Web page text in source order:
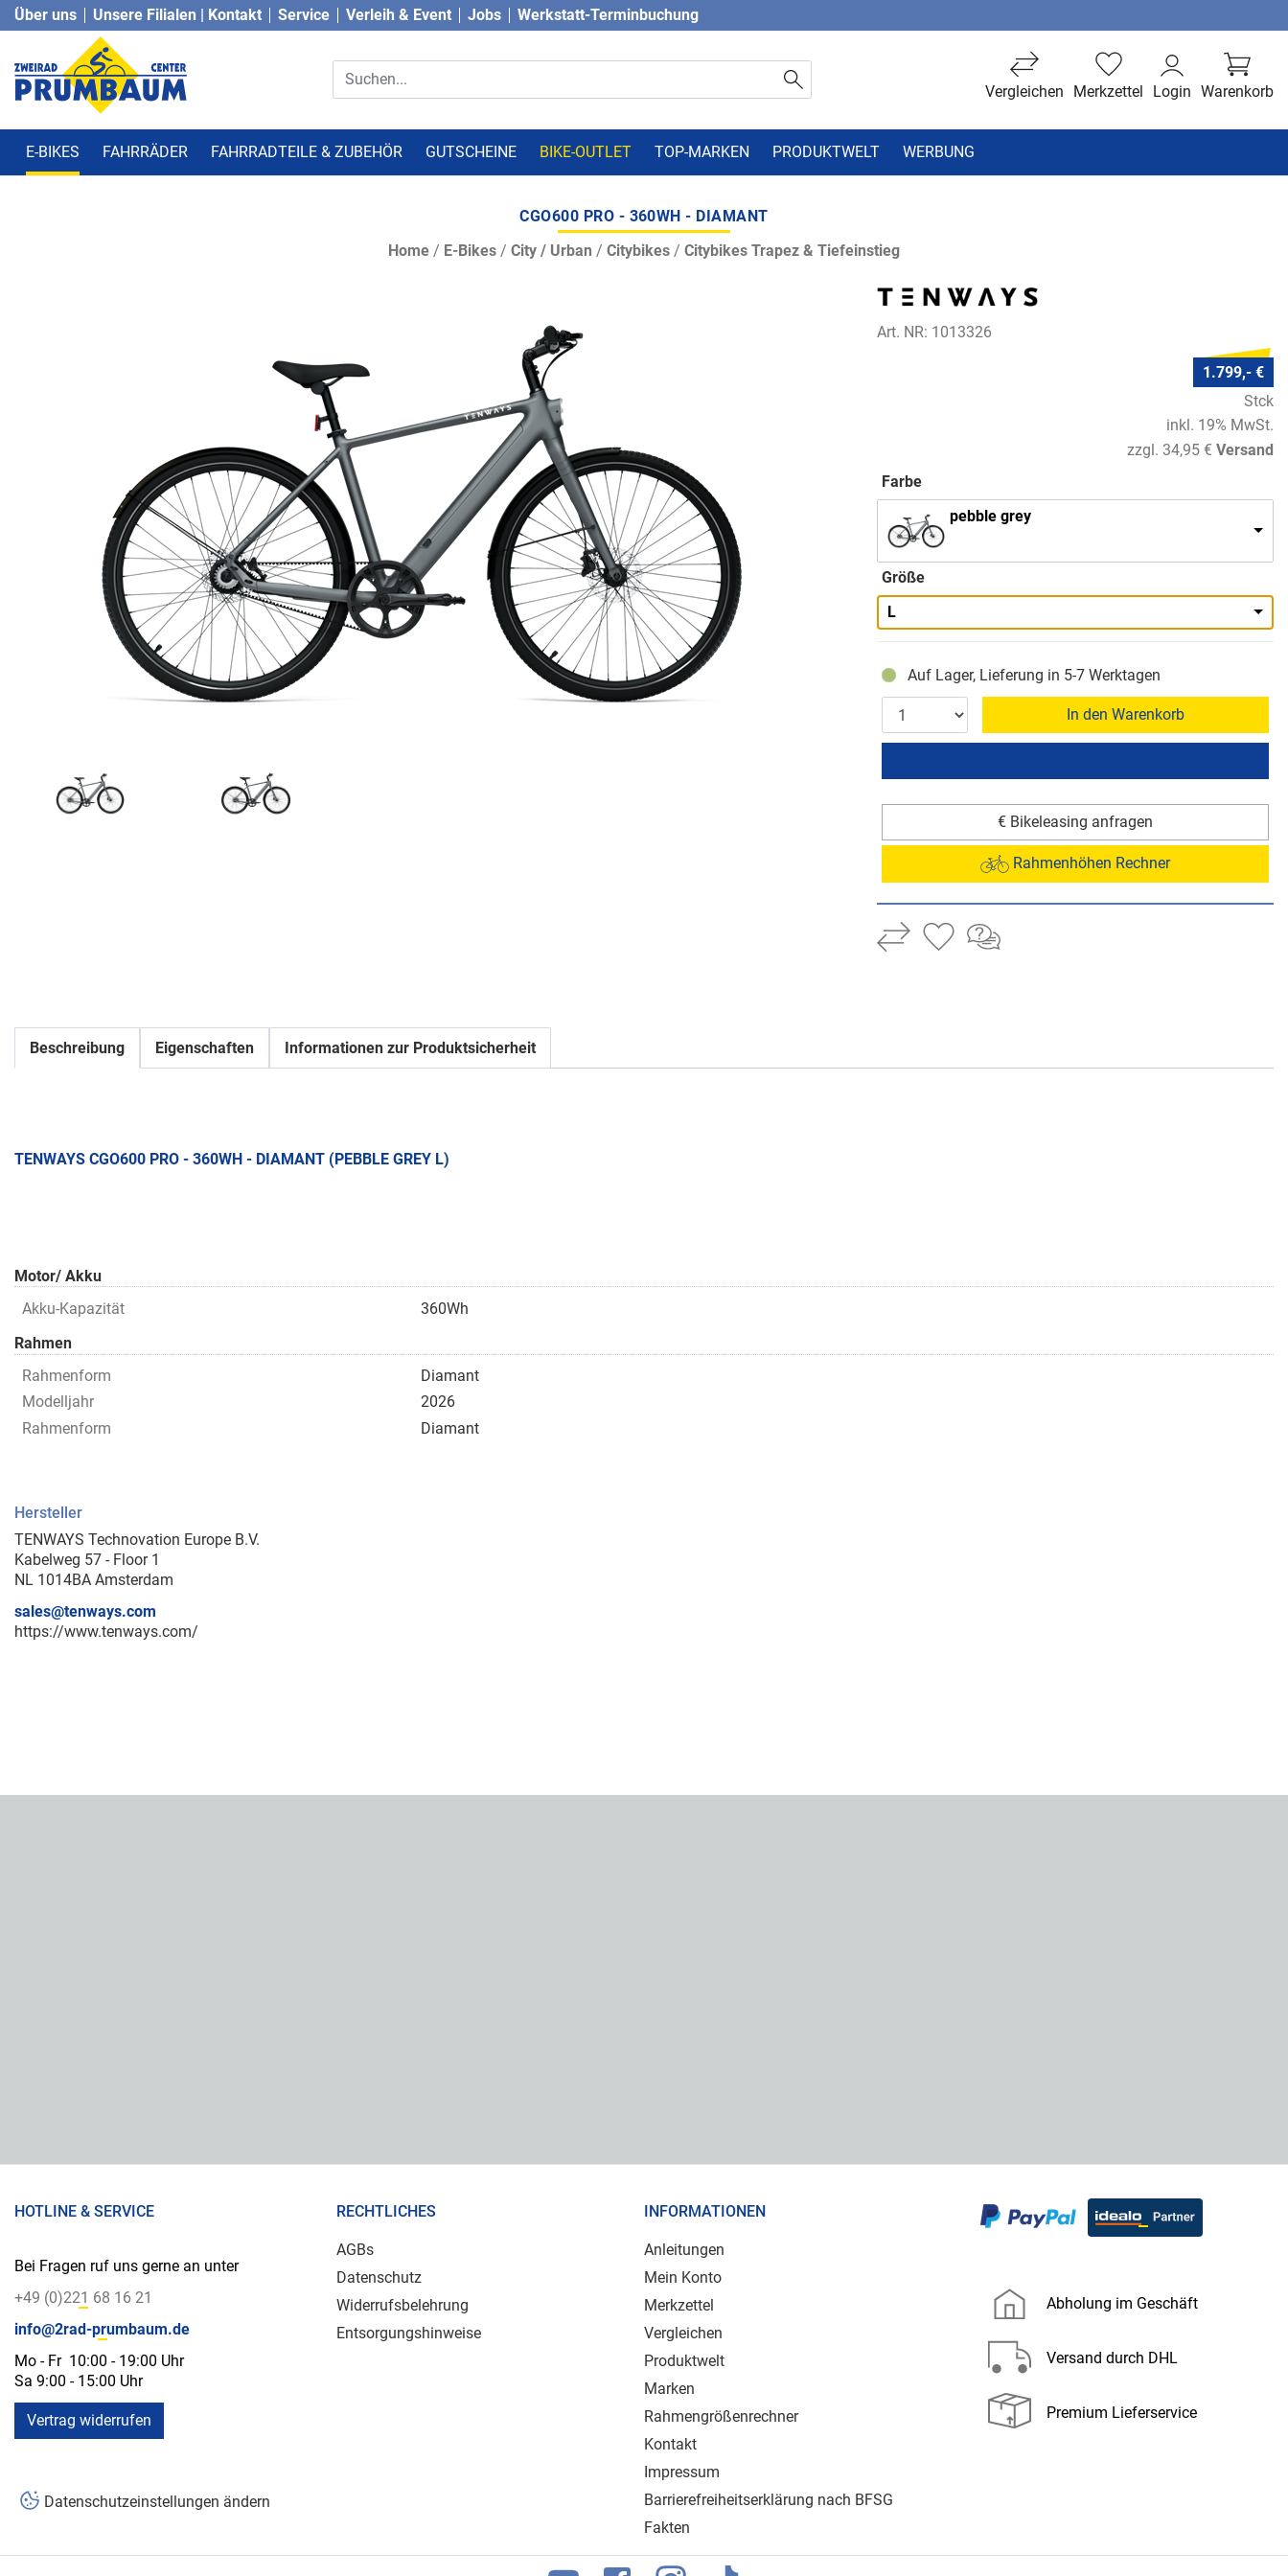
Über uns Unsere Filialen | Kontakt Service Verleih & Event Jobs Werkstatt-Terminbuchung
Warenkorb
Login
Merkzettel
Vergleichen
E-BIKES FAHRRÄDER FAHRRADTEILE & ZUBEHÖR GUTSCHEINE BIKE-OUTLET TOP-MARKEN PRODUKTWELT WERBUNG
CGO600 PRO - 360WH - DIAMANT
Home / E-Bikes / City / Urban / Citybikes / Citybikes Trapez & Tiefeinstieg
Art. NR: 1013326
1.799,- €
Stck
inkl. 19% MwSt.
zzgl. 34,95 € Versand
Farbe
pebble grey
Größe
L
Auf Lager, Lieferung in 5-7 Werktagen
In den Warenkorb
€ Bikeleasing anfragen
Rahmenhöhen Rechner
Beschreibung Eigenschaften Informationen zur Produktsicherheit
TENWAYS CGO600 PRO - 360WH - DIAMANT (PEBBLE GREY L)
Motor/ Akku
Akku-Kapazität
360Wh
Rahmen
Rahmenform
Diamant
Modelljahr
2026
Rahmenform
Diamant
Hersteller
TENWAYS Technovation Europe B.V.
Kabelweg 57 - Floor 1
NL 1014BA Amsterdam
sales@tenways.com
https://www.tenways.com/
HOTLINE & SERVICE
Bei Fragen ruf uns gerne an unter
+49 (0)221 68 16 21
info@2rad-prumbaum.de
Mo - Fr 10:00 - 19:00 Uhr
Sa 9:00 - 15:00 Uhr
Vertrag widerrufen
Datenschutzeinstellungen ändern
RECHTLICHES
AGBs
Datenschutz
Widerrufsbelehrung
Entsorgungshinweise
INFORMATIONEN
Anleitungen
Mein Konto
Merkzettel
Vergleichen
Produktwelt
Marken
Rahmengrößenrechner
Kontakt
Impressum
Barrierefreiheitserklärung nach BFSG
Fakten
Abholung im Geschäft
Versand durch DHL
Premium Lieferservice